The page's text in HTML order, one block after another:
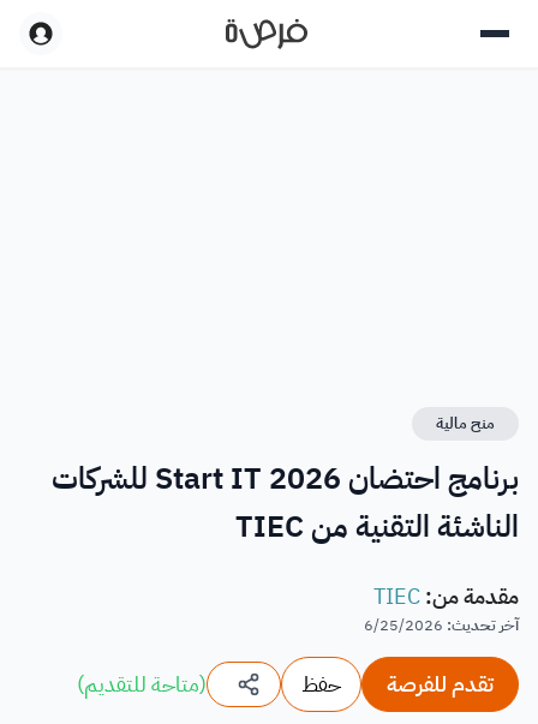
منح مالية
برنامج احتضان Start IT 2026 للشركات
الناشئة التقنية من TIEC
مقدمة من:
TIEC
آخر تحديث:
6/25/2026
تقدم للفرصة حفظ (متاحة للتقديم)